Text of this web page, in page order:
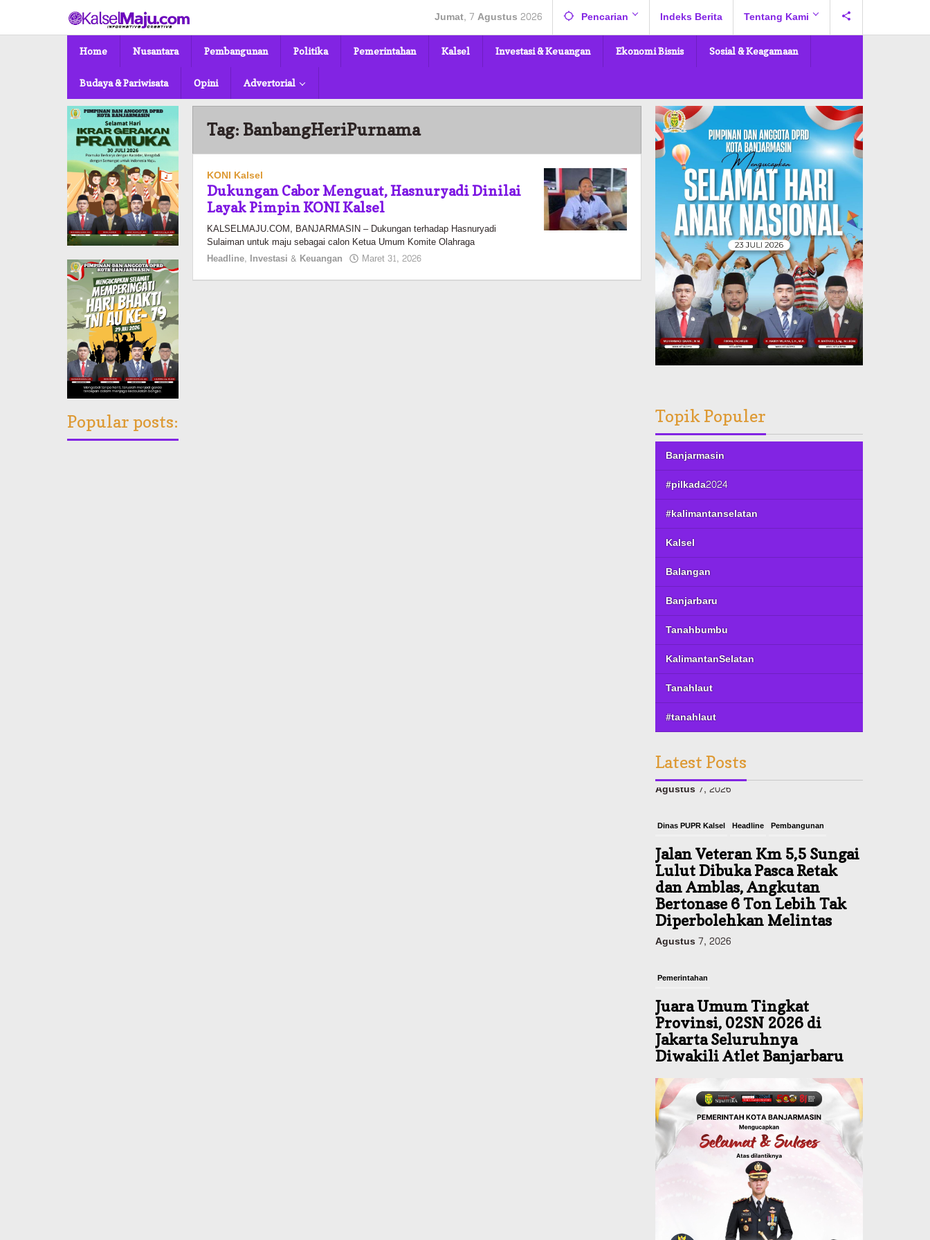
konten
Jumat, 7 Agustus 2026 Pencarian Indeks Berita Tentang Kami
Home Nusantara Pembangunan Politika Pemerintahan Kalsel Investasi & Keuangan Ekonomi Bisnis Sosial & Keagamaan
Budaya & Pariwisata Opini Advertorial
Popular posts:
Tag:BanbangHeriPurnama
KONI Kalsel
Dukungan Cabor Menguat, Hasnuryadi Dinilai
Layak Pimpin KONI Kalsel
KALSELMAJU.COM, BANJARMASIN – Dukungan terhadap Hasnuryadi
Sulaiman untuk maju sebagai calon Ketua Umum Komite Olahraga
Headline, Investasi & Keuangan Maret 31, 2026
Topik Populer
Banjarmasin
#pilkada2024
#kalimantanselatan
Kalsel
Balangan
Banjarbaru
Tanahbumbu
KalimantanSelatan
Tanahlaut
#tanahlaut
Latest Posts
Jalan Veteran Km 5,5 Sungai
Lulut Dibuka Pasca Retak
dan Amblas, Angkutan
Bertonase 6 Ton Lebih Tak
Diperbolehkan Melintas
Agustus 7, 2026
Juara Umum Tingkat
Provinsi, 02SN 2026 di
Jakarta Seluruhnya
Diwakili Atlet Banjarbaru
Agustus 7, 2026
Headline Investasi & Keuangan
KUA-PPAS 2027 Banjarbaru
Defisit 170 Miliar,
Pendapatan 1,2 Triliun
Belanja 1,37 Triliun, Tutup
Kekurangan dari SiLPA
Agustus 7, 2026